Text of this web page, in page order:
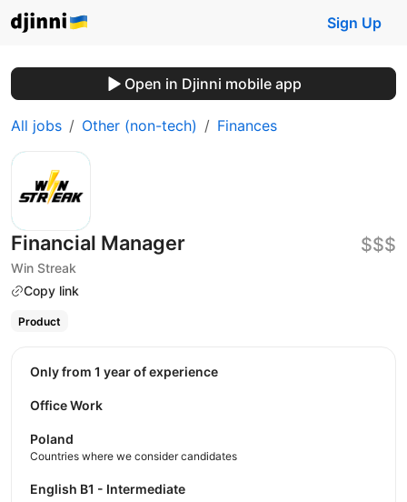
Sign Up
Open in Djinni mobile app
All jobs Other (non-tech) Finances
Financial Manager
Win Streak
Copy link
$$$
Product
Only from 1 year of experience
Office Work
Poland
Countries where we consider candidates
English B1 - Intermediate